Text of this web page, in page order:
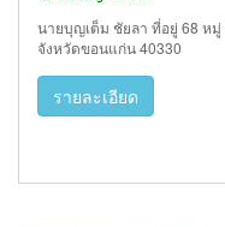
นายบุญเต็ม ชัยลา ที่อยู่ 68 ห
จังหวัดขอนแก่น 40330
รายละเอียด